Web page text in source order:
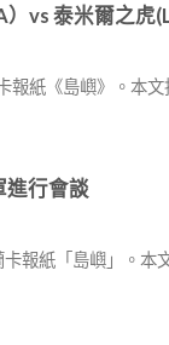
vs 泰米爾之虎
報紙《島嶼》。本
進行會談
報紙「島嶼」。本